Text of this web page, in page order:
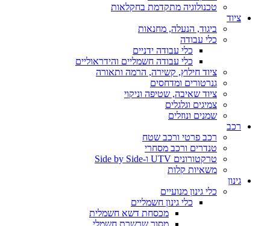
טכנולוגיה מתקדמת בחקלאות
ציוד
ביגוד, הנעלה, מחנאות
כלי עבודה
כלי עבודה ידניים
כלי עבודה חשמליים והידראוליים
ציוד חילוץ, קשירה, הרמה ותאורה
גנרטורים ומדחסים
ציוד שאיבה, שטיפה וניקוי
צמיגים וגלגלים
שמנים ונוזלים
רכב
רכב פרטי ורכב שטח
טנדרים ורכב מסחרי
טרקטורונים UTV ו-Side by Side
משאיות קלות
גינון
כלי גינון מנועיים
כלי גינון חשמליים
מכסחת דשא חשמלית
מסור שרשרת חשמלי